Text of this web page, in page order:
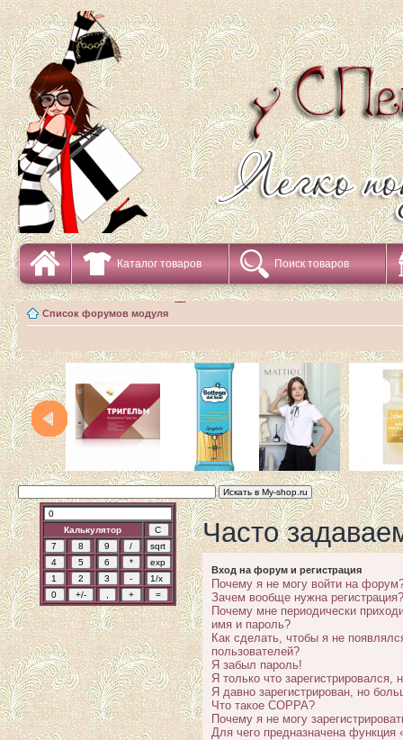
Каталог товаров Поиск товаров
Список форумов модуля
Калькулятор Часто
Вход на форум и регистрация
Почему я не могу войти на
Зачем вообще нужна регистрация?
Почему мне периодически
имя и пароль?
Как сделать, чтобы я не
пользователей?
Я забыл пароль!
Я только что зарегистрировался,
Я давно зарегистрирован, но
Что такое COPPA?
Почему я не могу
Для чего предназначена функция